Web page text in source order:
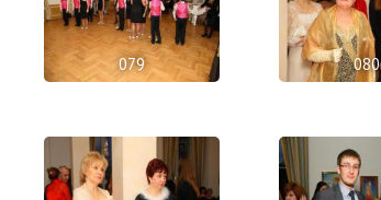
079 080